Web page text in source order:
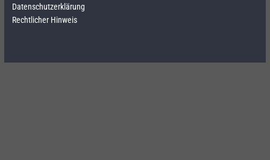
Datenschutzerklärung
Rechtlicher Hinweis